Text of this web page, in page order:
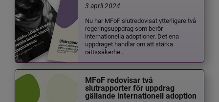
3 april 2024
Nu har MFoF slutredovisat ytterligare två
regeringsuppdrag som berör
internationella adoptioner. Det ena
uppdraget handlar om att stärka
rättssäkerhe...
MFoF redovisar två
slutrapporter för uppdrag
gällande internationell adoption